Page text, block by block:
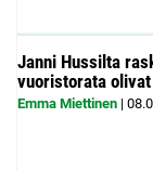
Janni Hussilta
vuoristorata olivat
Emma Miettinen |